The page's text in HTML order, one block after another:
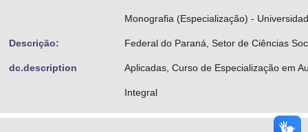
Descrição:
dc.description
Monografia (Especialização) -
Federal do Paraná, Setor de Ciências
Aplicadas, Curso de Especialização em
Integral